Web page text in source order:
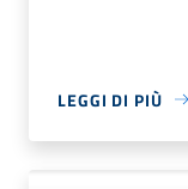
LEGGI DI PIÙ